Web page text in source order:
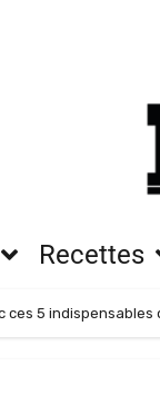
Recettes
ces 5 indispensables